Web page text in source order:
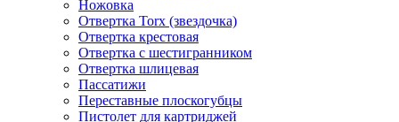
Ножовка
Отвертка Torx (звездочка)
Отвертка крестовая
Отвертка с шестигранником
Отвертка шлицевая
Пассатижи
Переставные плоскогубцы
Пистолет для картриджей